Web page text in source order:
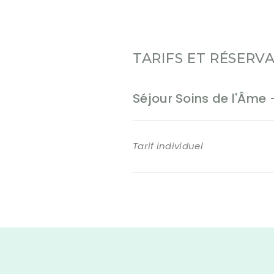
TARIFS ET
Séjour Soins de
Tarif individuel